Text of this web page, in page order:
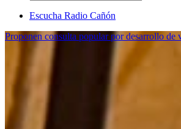
Escucha Radio Cañón
Proponen consulta popular por desarrollo